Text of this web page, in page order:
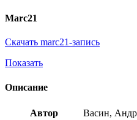
Marc21
Скачать marc21-запись
Показать
Описание
Автор Васин,